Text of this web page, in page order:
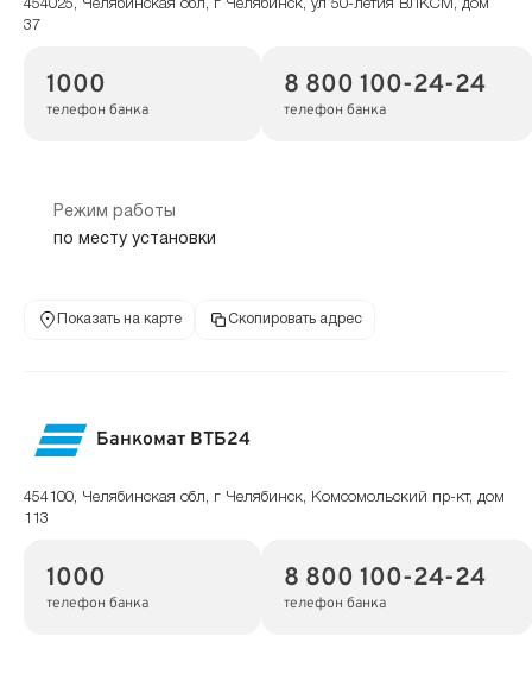
454025, Челябинская обл, г Челябинск, ул 50-летия ВЛКСМ, дом
37
1000
телефон банка
8 800 100-24-24
телефон банка
Режим работы
по месту установки
Показать на карте Скопировать адрес
Банкомат ВТБ24
454100, Челябинская обл, г Челябинск, Комсомольский пр-кт, дом
113
1000
телефон банка
8 800 100-24-24
телефон банка